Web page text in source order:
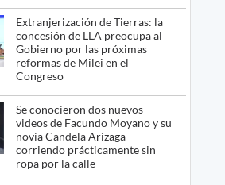
Extranjerización de Tierras: la
concesión de LLA preocupa al
Gobierno por las próximas
reformas de Milei en el
Congreso
Se conocieron dos nuevos
videos de Facundo Moyano y su
novia Candela Arizaga
corriendo prácticamente sin
ropa por la calle